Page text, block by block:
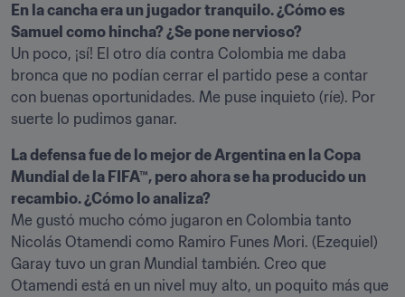
En la cancha era un jugador tranquilo. ¿Cómo es
Samuel como hincha? ¿Se pone nervioso?
Un poco, ¡sí! El otro día contra Colombia me daba
bronca que no podían cerrar el partido pese a contar
con buenas oportunidades. Me puse inquieto (ríe). Por
suerte lo pudimos ganar.
La defensa fue de lo mejor de Argentina en la Copa
Mundial de la FIFA™, pero ahora se ha producido un
recambio. ¿Cómo lo analiza?
Me gustó mucho cómo jugaron en Colombia tanto
Nicolás Otamendi como Ramiro Funes Mori. (Ezequiel)
Garay tuvo un gran Mundial también. Creo que
Otamendi está en un nivel muy alto, un poquito más que